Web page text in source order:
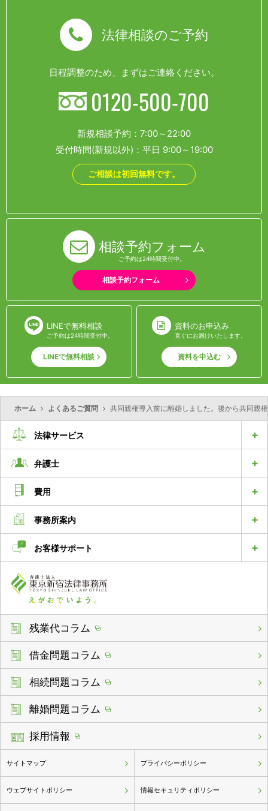
法律相談のご予約
日程調整のため、まずはご連絡ください。
0120-500-700
新規相談予約：7:00～22:00
受付時間(新規以外)：平日 9:00～19:00
ご相談は初回無料です。
相談予約フォーム
ご予約は24時間受付中。
相談予約フォーム
LINEで無料相談
ご予約は24時間受付中。
LINEで無料相談
資料のお申込み
直ぐにお届けいたします。
資料を申込む
ホーム よくあるご質問 共同親権導入前に離婚しました。後から共同親
法律サービス
弁護士
費用
事務所案内
お客様サポート
残業代コラム
借金問題コラム
相続問題コラム
離婚問題コラム
採用情報
サイトマップ プライバシーポリシー
ウェブサイトポリシー 情報セキュリティポリシー